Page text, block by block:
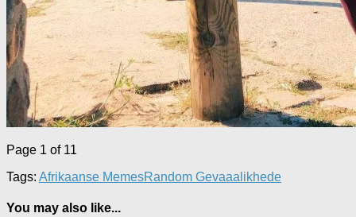
Page 1 of 11
Tags: Afrikaanse MemesRandom Gevaaalikhede
You may also like...